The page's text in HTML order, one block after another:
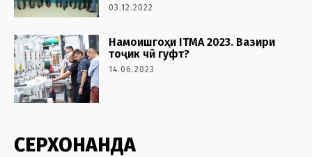
03.12.2022
Намоишгоҳи ITMA 2023. Вазири
тоҷик чӣ гуфт?
14.06.2023
СЕРХОНАНДА